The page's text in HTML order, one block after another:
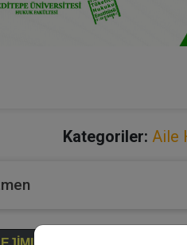
Kategoriler: Aile